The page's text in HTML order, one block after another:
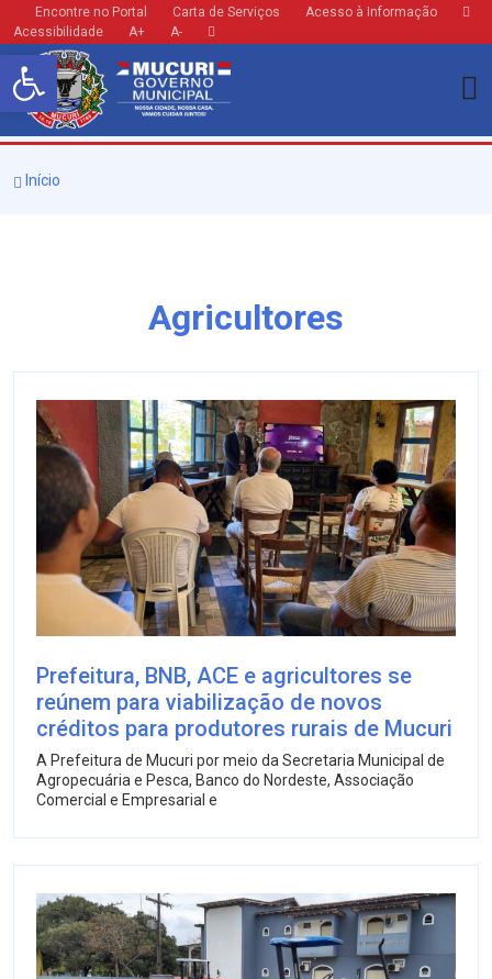
Barra de Ferramentas Aberta
Encontre no Portal Carta de Serviços
Acesso à Informação
Acessibilidade
A+ A-
Início
Agricultores
Prefeitura, BNB, ACE e agricultores se
reúnem para viabilização de novos
créditos para produtores rurais de Mucuri
A Prefeitura de Mucuri por meio da Secretaria Municipal de
Agropecuária e Pesca, Banco do Nordeste, Associação
Comercial e Empresarial e